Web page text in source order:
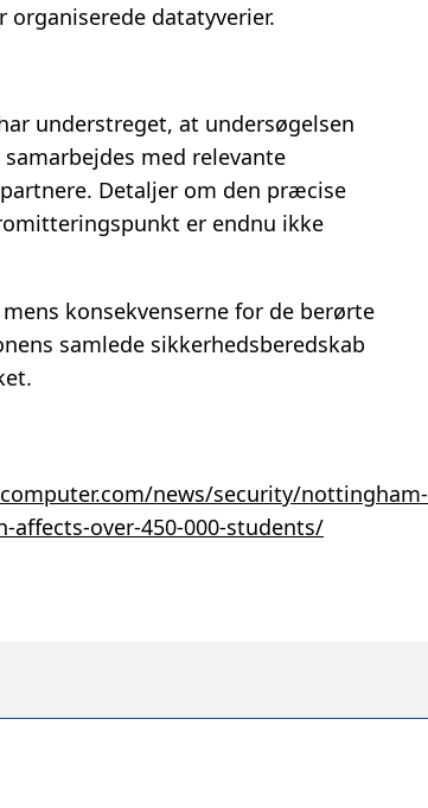
datatyverier.
understreget, at undersøgelsen
med relevante
Detaljer om den præcise
er endnu ikke
konsekvenserne for de berørte
samlede sikkerhedsberedskab
news/security/nottingham-
affects-over-450-000-students/